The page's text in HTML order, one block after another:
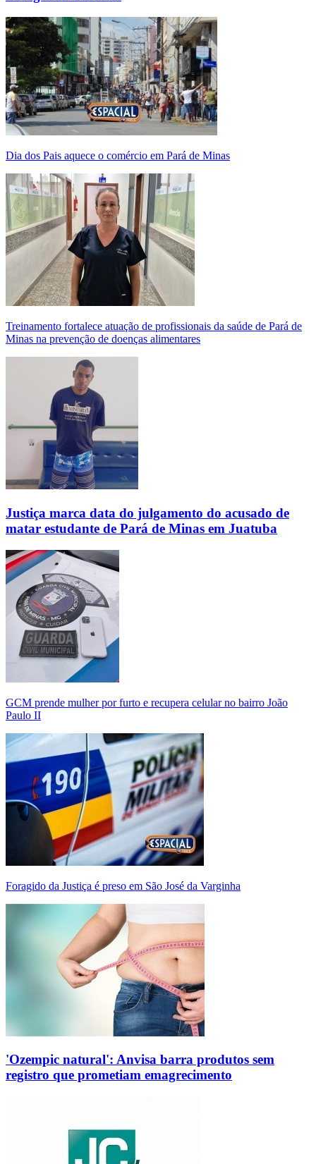
Dia dos Pais aquece o comércio em Pará de Minas
Treinamento fortalece atuação de profissionais da saúde de Pará de
Minas na prevenção de doenças alimentares
Justiça marca data do julgamento do acusado de
matar estudante de Pará de Minas em Juatuba
GCM prende mulher por furto e recupera celular no bairro João
Paulo II
Foragido da Justiça é preso em São José da Varginha
'Ozempic natural': Anvisa barra produtos sem
registro que prometiam emagrecimento